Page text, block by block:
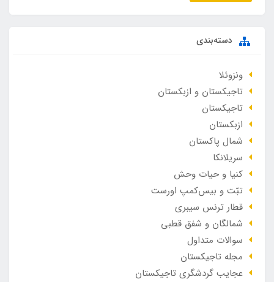
دسته‌بندی
ونزوئلا
تاجیکستان و ازبکستان
تاجیکستان
ازبکستان
شمال پاکستان
سریلانکا
کنیا و حیات وحش
تبّت و بیس‌کمپ اورست
قطار ترنس سیبری
شمالگان و شفق قطبی
سوالات متداول
مجله تاجیکستان
عجایب گردشگری تاجیکستان